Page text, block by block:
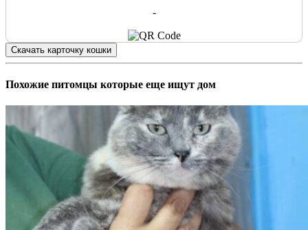
-
Скачать карточку кошки
Похожие питомцы которые еще ищут дом